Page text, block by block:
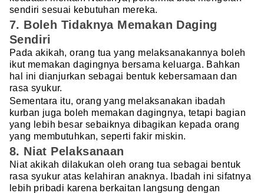
sendiri sesuai kebutuhan mereka.
7. Boleh Tidaknya Memakan Daging
Sendiri
Pada akikah, orang tua yang melaksanakannya boleh
ikut memakan dagingnya bersama keluarga. Bahkan
hal ini dianjurkan sebagai bentuk kebersamaan dan
rasa syukur.
Sementara itu, orang yang melaksanakan ibadah
kurban juga boleh memakan dagingnya, tetapi bagian
yang lebih besar sebaiknya dibagikan kepada orang
yang membutuhkan, seperti fakir miskin.
8. Niat Pelaksanaan
Niat akikah dilakukan oleh orang tua sebagai bentuk
rasa syukur atas kelahiran anaknya. Ibadah ini sifatnya
lebih pribadi karena berkaitan langsung dengan